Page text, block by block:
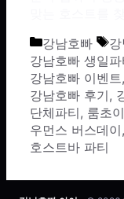
카테고리
강남호빠 태
강남호빠 생일파
강남호빠 이벤트 ,
강남호빠 후기,
단체파티, 룸초
우먼스 버스데이,
호스트바 파티